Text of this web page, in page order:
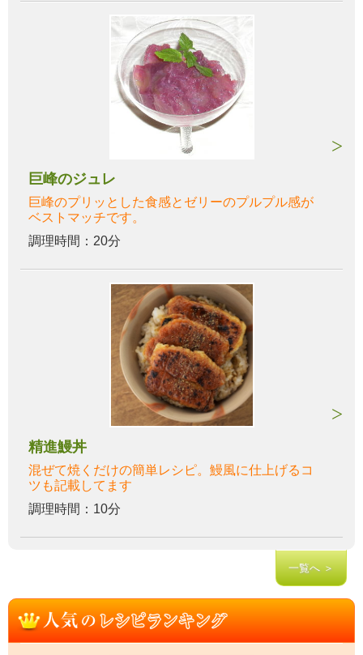
巨峰のジュレ
巨峰のプリッとした食感とゼリーのプルプル感が
ベストマッチです。
調理時間：20分
精進鰻丼
混ぜて焼くだけの簡単レシピ。鰻風に仕上げるコ
ツも記載してます
調理時間：10分
一覧へ ＞